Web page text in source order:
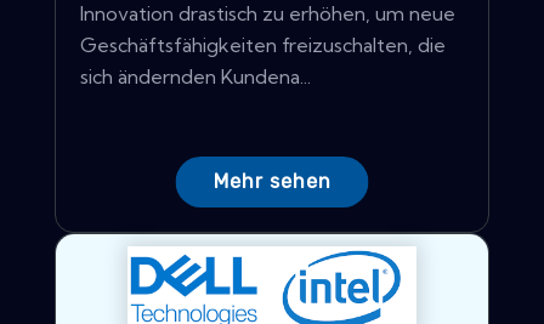
Innovation drastisch zu erhöhen, um neue
Geschäftsfähigkeiten freizuschalten, die
sich ändernden Kundena...
Mehr sehen